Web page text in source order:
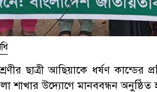
ছাত্রী আছিয়াকে ধর্ষণ কান্ডের
শাখার উদ্যোগে মানববন্ধন অনুষ্ঠিত